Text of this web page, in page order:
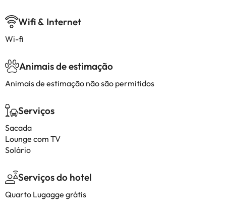
Wifi & Internet
Wi-fi
Animais de estimação
Animais de estimação não são permitidos
Serviços
Sacada
Lounge com TV
Solário
Serviços do hotel
Quarto Lugagge grátis